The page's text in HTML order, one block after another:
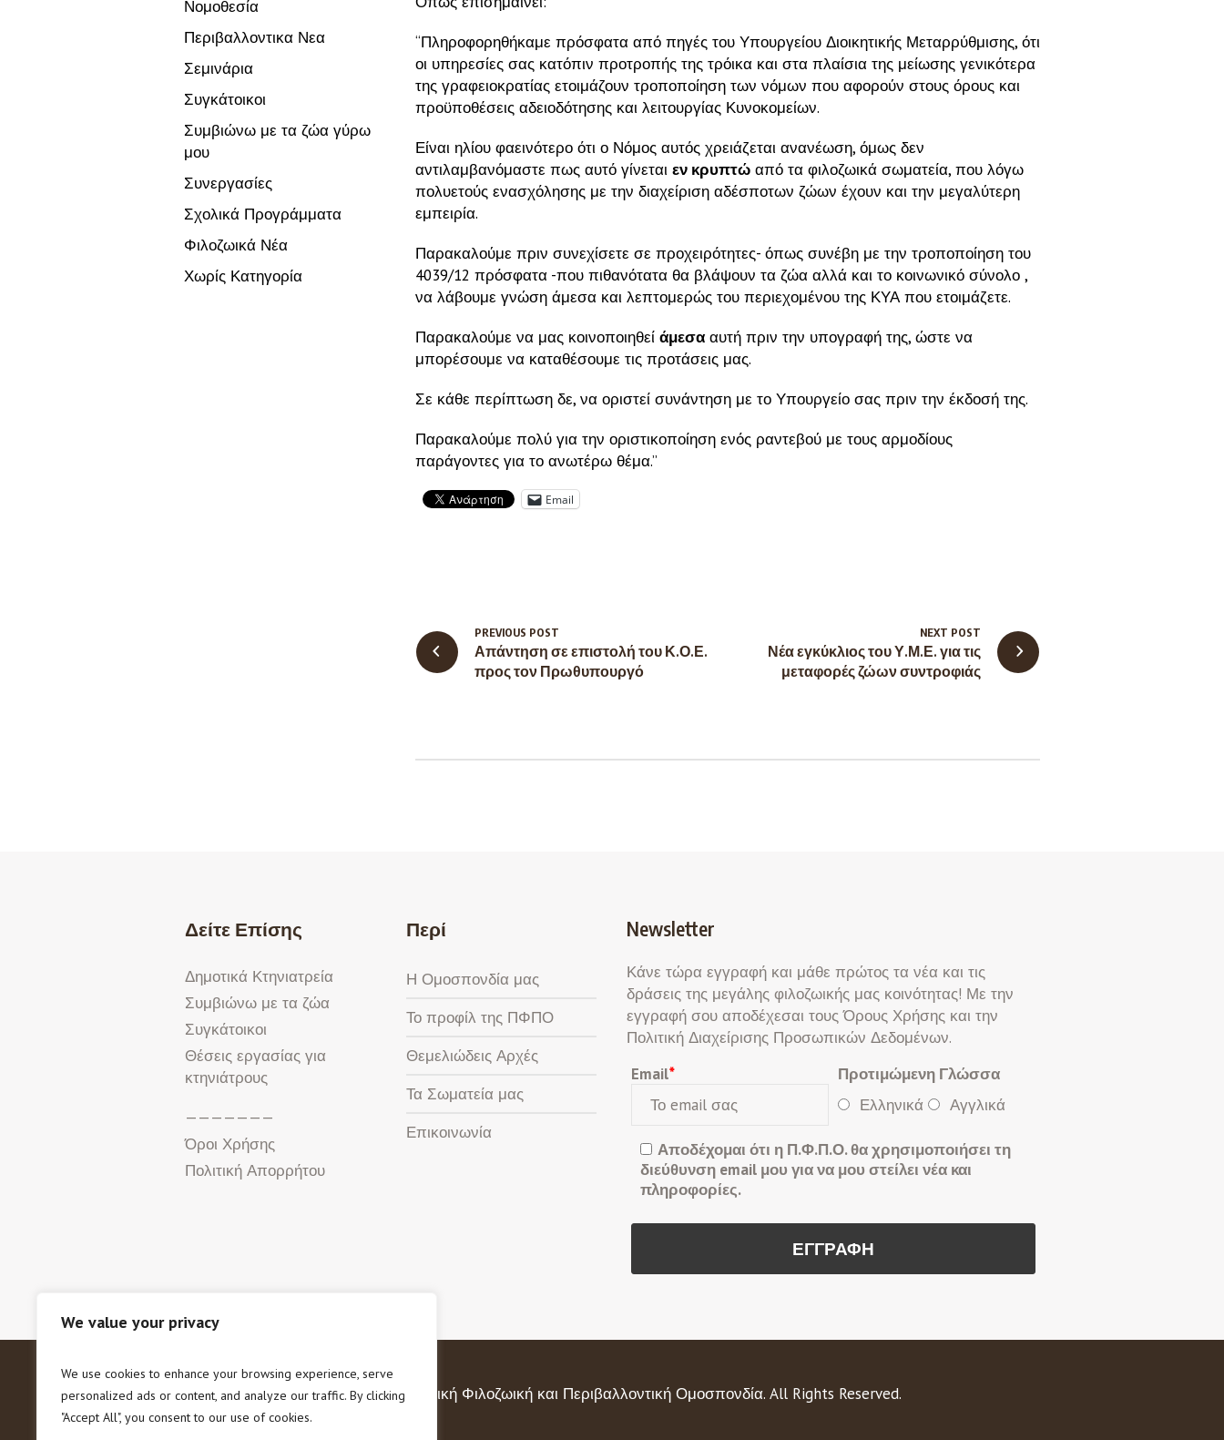
We value your privacy
We use cookies to enhance your browsing experience, serve
personalized ads or content, and analyze our traffic. By clicking
"Accept All", you consent to our use of cookies.
“Πληροφορηθήκαμε πρόσφατα από πηγές του Υπουργείου Διοικητικής Μεταρρύθμισης, ότι
οι υπηρεσίες σας κατόπιν προτροπής της τρόικα και στα πλαίσια της μείωσης γενικότερα
της γραφειοκρατίας ετοιμάζουν τροποποίηση των νόμων που αφορούν στους όρους και
προϋποθέσεις αδειοδότησης και λειτουργίας Κυνοκομείων.
Είναι ηλίου φαεινότερο ότι ο Νόμος αυτός χρειάζεται ανανέωση, όμως δεν
αντιλαμβανόμαστε πως αυτό γίνεται εν κρυπτώαπό τα φιλοζωικά σωματεία, που λόγω
πολυετούς ενασχόλησης με την διαχείριση αδέσποτων ζώων έχουν και την μεγαλύτερη
εμπειρία.
Παρακαλούμε πριν συνεχίσετε σε προχειρότητες- όπως συνέβη με την τροποποίηση του
4039/12 πρόσφατα -που πιθανότατα θα βλάψουν τα ζώα αλλά και το κοινωνικό σύνολο ,
να λάβουμε γνώση άμεσα και λεπτομερώς του περιεχομένου της ΚΥΑ που ετοιμάζετε.
Παρακαλούμε να μας κοινοποιηθεί άμεσααυτή πριν την υπογραφή της, ώστε να
μπορέσουμε να καταθέσουμε τις προτάσεις μας.
Σε κάθε περίπτωση δε, να οριστεί συνάντηση με το Υπουργείο σας πριν την έκδοσή της.
Παρακαλούμε πολύ για την οριστικοποίηση ενός ραντεβού με τους αρμοδίους
παράγοντες για το ανωτέρω θέμα.”
Email
Απάντηση σε επιστολή του Κ.Ο.Ε.
προς τον Πρωθυπουργό
PREVIOUS POST
Νέα εγκύκλιος του Υ.Μ.Ε. για τις
μεταφορές ζώων συντροφιάς
NEXT POST
Νομοθεσία
Περιβαλλοντικα Νεα
Σεμινάρια
Συγκάτοικοι
Συμβιώνω με τα ζώα γύρω
μου
Συνεργασίες
Σχολικά Προγράμματα
Φιλοζωικά Νέα
Χωρίς Κατηγορία
Δείτε Επίσης
Δημοτικά Κτηνιατρεία
Συμβιώνω με τα ζώα
Συγκάτοικοι
Θέσεις εργασίας για
κτηνιάτρους
———————
Όροι Χρήσης
Πολιτική Απορρήτου
Περί
Η Ομοσπονδία μας
Το προφίλ της ΠΦΠΟ
Θεμελιώδεις Αρχές
Τα Σωματεία μας
Επικοινωνία
Newsletter
Κάνε τώρα εγγραφή και μάθε πρώτος τα νέα και τις
δράσεις της μεγάλης φιλοζωικής μας κοινότητας! Με την
εγγραφή σου αποδέχεσαι τους Όρους Χρήσης και την
Πολιτική Διαχείρισης Προσωπικών Δεδομένων.
Email*
Προτιμώμενη Γλώσσα
Ελληνικά
Αγγλικά
Αποδέχομαι ότι η Π.Φ.Π.Ο. θα χρησιμοποιήσει τη
διεύθυνση email μου για να μου στείλει νέα και
πληροφορίες.
Copyright © 2020 Π.Φ.Π.Ο. Πανελλαδική Φιλοζωική και Περιβαλλοντική Ομοσπονδία. All Rights Reserved.